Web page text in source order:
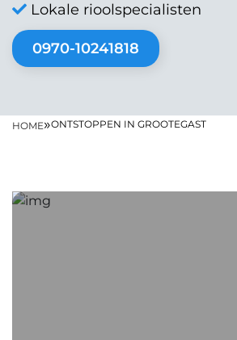
Lokale rioolspecialisten
0970-10241818
HOME»ONTSTOPPEN IN GROOTEGAST